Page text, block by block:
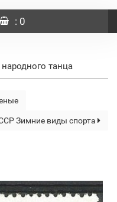
: 0
танца
Зимние виды спорта